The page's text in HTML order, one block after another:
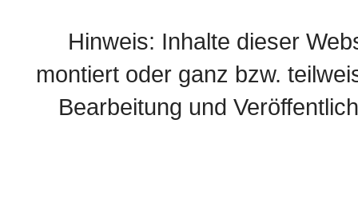
Hinweis: Inhalte dieser
montiert oder ganz bzw.
Bearbeitung und